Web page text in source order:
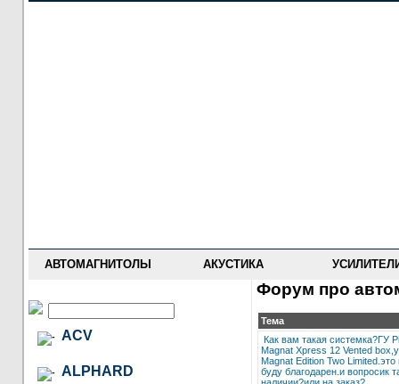
АВТОМАГНИТОЛЫ АКУСТИКА
ACV
ALPHARD
Форум про
Тема
Как вам такая системка?ГУ
Magnat Xpress 12 Vented
Magnat Edition Two
буду благодарен.и вопросик
наличии?или на заказ?